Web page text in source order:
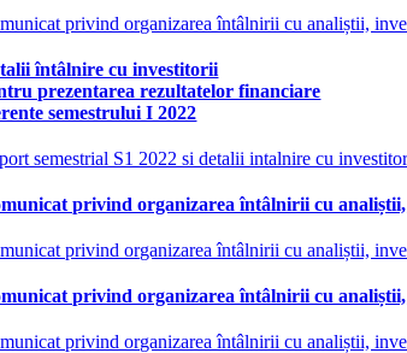
privind organizarea întâlnirii cu analiștii,
întâlnire cu investitorii
prezentarea rezultatelor financiare
semestrului I 2022
semestrial S1 2022 si detalii intalnire cu
privind organizarea întâlnirii cu
privind organizarea întâlnirii cu analiștii,
privind organizarea întâlnirii cu
privind organizarea întâlnirii cu analiștii,